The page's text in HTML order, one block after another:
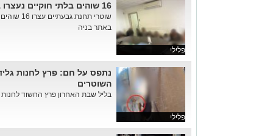
פלילי
16 שוהים בלתי חוקיים נעצרו באתר בניה סמוך לרמת גן
שוטרי
באתר בניה
פלילי
נתפס על חם: פרץ לחנות
השוטרים
בליל שבת האחרון פרץ החשוד לחנות